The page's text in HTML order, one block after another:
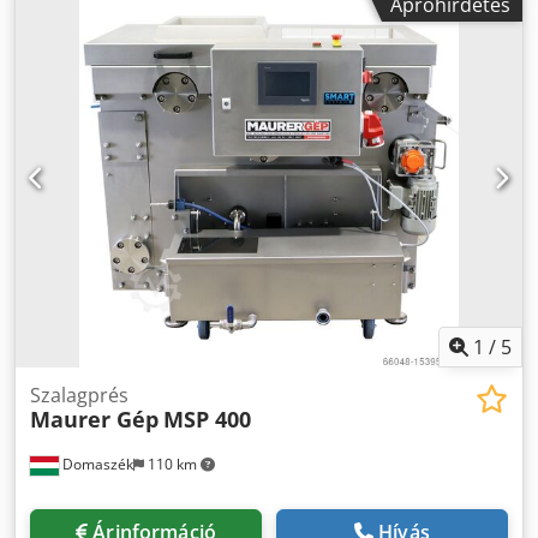
gyümölcsöket. A darálás és préselés után az automatikus
légyűjtő tovább küldi a levet a puffertartályokba. Ezután az
automatikus pasztőröző elvégzi a hőkezelést, és az utolsó
lépésben a kezelő a végterméket zacskókba vagy
palackokba tölti. A gép a lehető legautomatikusabb,
működtetéséhez mindössze 2 dolgozóra van szükség.
Nagyon könnyen tisztítható. Minimális karbantartást
igényel. Opciók: -Dízelgenerátor (10 kW). -3,2 tonnás
pótkocsi -300 literes édesvíztartály Chodeiu Hz Hjpfx Apvsa
-300 literes szennyvíztartály -szűrő rendszer -
Sátorrendszer -Egyedi grafikai tervezés
1 / 5
Domaszék 110 km
Szalagprés
Maurer Gép MSP 400
Árinformáció Hívás